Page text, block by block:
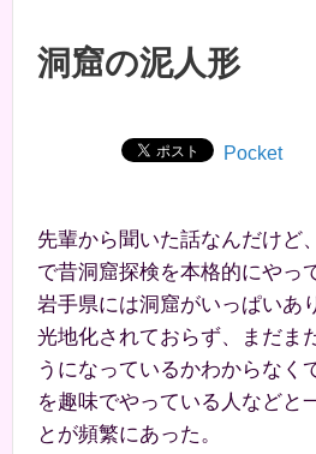
洞窟の泥人形
Pocket
先輩から聞いた話なんだけど
で昔洞窟探検を本格的にやっ
岩手県には洞窟がいっぱいあ
光地化されておらず、まだま
うになっているかわからなく
を趣味でやっている人などと
とが頻繁にあった。